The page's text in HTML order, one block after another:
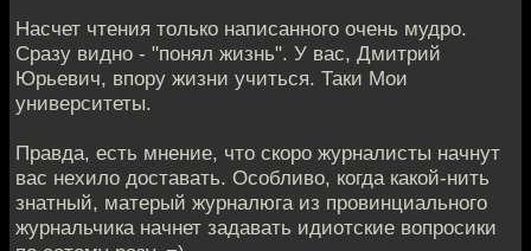
Насчет чтения только написанного очень мудро.
Сразу видно - "понял жизнь". У вас, Дмитрий
Юрьевич, впору жизни учиться. Таки Мои
университеты.
Правда, есть мнение, что скоро журналисты начнут
вас нехило доставать. Особливо, когда какой-нить
знатный, матерый журналюга из провинциального
журнальчика начнет задавать идиотские вопросики